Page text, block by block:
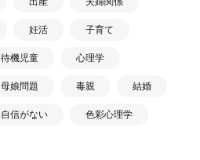
妊活 子育て
待機児童 心理学
母娘問題 毒親 結婚
自信がない 色彩心理学